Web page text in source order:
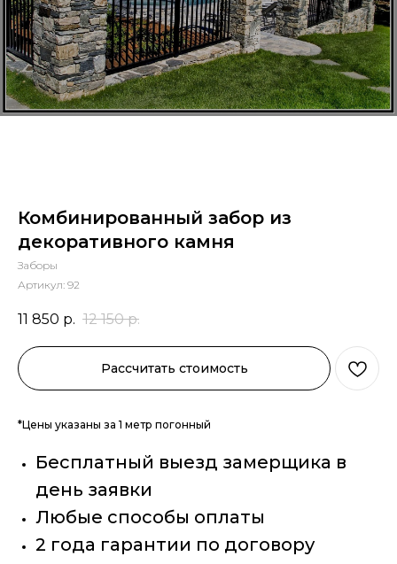
Комбинированный забор из
декоративного камня
Заборы
Артикул: 92
11 850 р. 12 150 р.
Рассчитать стоимость
*Цены указаны за 1 метр погонный
Бесплатный выезд замерщика в
день заявки
Любые способы оплаты
2 года гарантии по договору